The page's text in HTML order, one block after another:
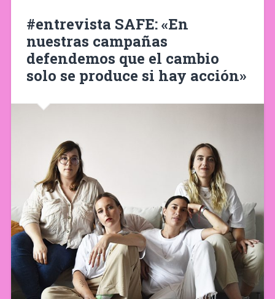
#entrevista SAFE: «En
nuestras campañas
defendemos que el cambio
solo se produce si hay acción»